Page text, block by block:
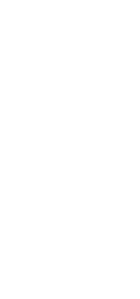
zur